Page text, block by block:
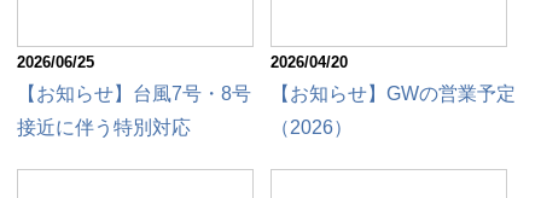
2026/06/25
【お知らせ】台風7号・8号
接近に伴う特別対応
2026/04/20
【お知らせ】GWの営業予定
（2026）